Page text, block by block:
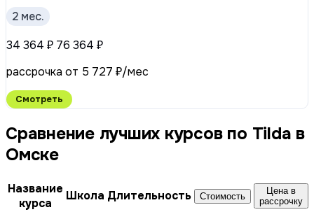
2 мес.
34 364 ₽ 76 364 ₽
рассрочка от 5 727 ₽/мес
Смотреть
Сравнение лучших курсов по Tilda в
Омске
Название
курса
Школа Длительность Стоимость
Цена в
рассрочку